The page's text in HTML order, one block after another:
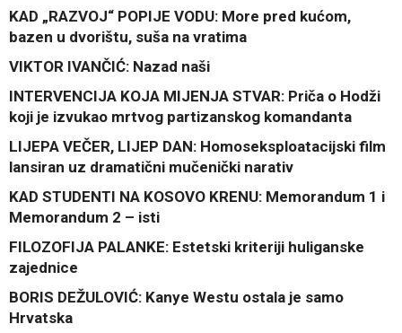
KAD „RAZVOJ“ POPIJE VODU: More pred kućom,
bazen u dvorištu, suša na vratima
VIKTOR IVANČIĆ: Nazad naši
INTERVENCIJA KOJA MIJENJA STVAR: Priča o Hodži
koji je izvukao mrtvog partizanskog komandanta
LIJEPA VEČER, LIJEP DAN: Homoseksploatacijski film
lansiran uz dramatični mučenički narativ
KAD STUDENTI NA KOSOVO KRENU: Memorandum 1 i
Memorandum 2 – isti
FILOZOFIJA PALANKE: Estetski kriteriji huliganske
zajednice
BORIS DEŽULOVIĆ: Kanye Westu ostala je samo
Hrvatska